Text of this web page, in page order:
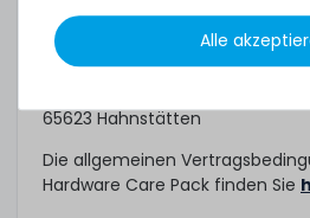
Dieses Hardware Care Pack ein
TechCare Solutions GmbH
65623 Hahnstätten
Die allgemeinen
Hardware Care Pack finden Sie
Alle